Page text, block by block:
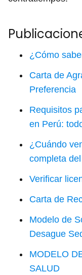
¿Cómo
Carta de
Preferencia
Requisitos
en Perú:
¿Cuándo
completa
Verificar
Carta de
Modelo de
Desague
MODELO
SALUD